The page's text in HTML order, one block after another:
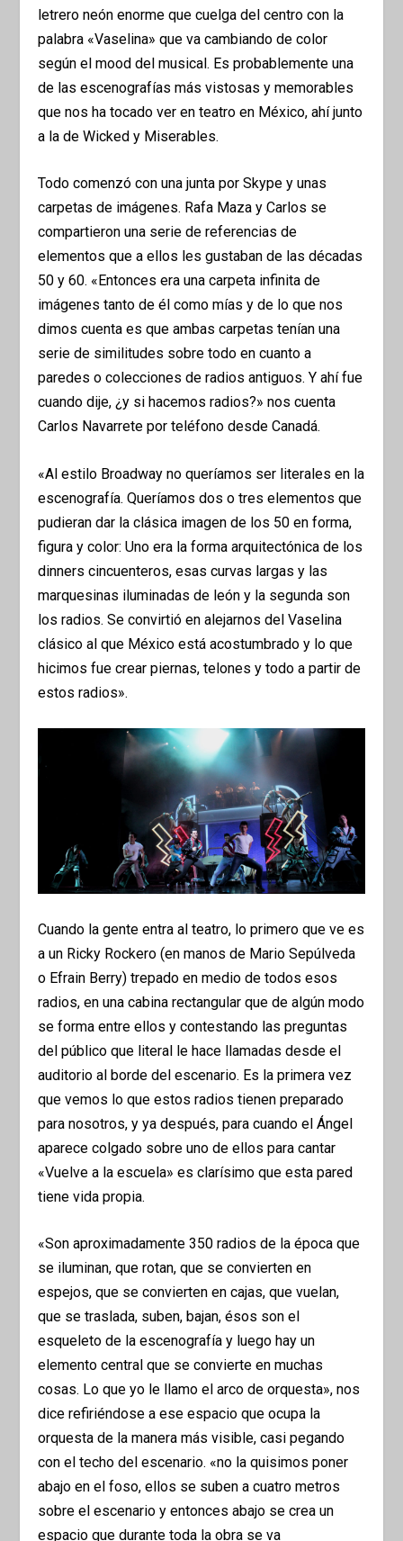
letrero neón enorme que cuelga del centro con la
palabra «Vaselina» que va cambiando de color
según el mood del musical. Es probablemente una
de las escenografías más vistosas y memorables
que nos ha tocado ver en teatro en México, ahí junto
a la de Wicked y Miserables.
Todo comenzó con una junta por Skype y unas
carpetas de imágenes. Rafa Maza y Carlos se
compartieron una serie de referencias de
elementos que a ellos les gustaban de las décadas
50 y 60. «Entonces era una carpeta infinita de
imágenes tanto de él como mías y de lo que nos
dimos cuenta es que ambas carpetas tenían una
serie de similitudes sobre todo en cuanto a
paredes o colecciones de radios antiguos. Y ahí fue
cuando dije, ¿y si hacemos radios?» nos cuenta
Carlos Navarrete por teléfono desde Canadá.
«Al estilo Broadway no queríamos ser literales en la
escenografía. Queríamos dos o tres elementos que
pudieran dar la clásica imagen de los 50 en forma,
figura y color: Uno era la forma arquitectónica de los
dinners cincuenteros, esas curvas largas y las
marquesinas iluminadas de león y la segunda son
los radios. Se convirtió en alejarnos del Vaselina
clásico al que México está acostumbrado y lo que
hicimos fue crear piernas, telones y todo a partir de
estos radios».
Cuando la gente entra al teatro, lo primero que ve es
a un Ricky Rockero (en manos de Mario Sepúlveda
o Efrain Berry) trepado en medio de todos esos
radios, en una cabina rectangular que de algún modo
se forma entre ellos y contestando las preguntas
del público que literal le hace llamadas desde el
auditorio al borde del escenario. Es la primera vez
que vemos lo que estos radios tienen preparado
para nosotros, y ya después, para cuando el Ángel
aparece colgado sobre uno de ellos para cantar
«Vuelve a la escuela» es clarísimo que esta pared
tiene vida propia.
«Son aproximadamente 350 radios de la época que
se iluminan, que rotan, que se convierten en
espejos, que se convierten en cajas, que vuelan,
que se traslada, suben, bajan, ésos son el
esqueleto de la escenografía y luego hay un
elemento central que se convierte en muchas
cosas. Lo que yo le llamo el arco de orquesta», nos
dice refiriéndose a ese espacio que ocupa la
orquesta de la manera más visible, casi pegando
con el techo del escenario. «no la quisimos poner
abajo en el foso, ellos se suben a cuatro metros
sobre el escenario y entonces abajo se crea un
espacio que durante toda la obra se va